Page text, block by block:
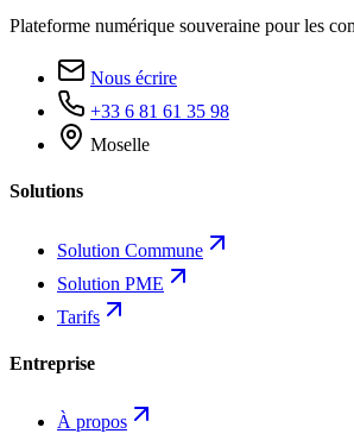
Plateforme numérique souveraine pour les
Nous écrire
+33 6 81 61 35 98
Moselle
Solutions
Solution Commune
Solution PME
Tarifs
Entreprise
À propos